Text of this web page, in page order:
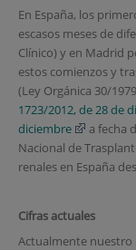
En España, los
escasos meses de
Clínico) y en Madrid
estos comienzos y
(Ley Orgánica 30/
1723/2012, de 28 de
diciembre
a fecha
Nacional de
renales en España
Cifras actuales
Actualmente nuestro